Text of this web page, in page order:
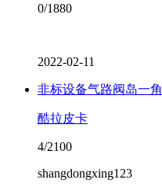
0/1880
2022-02-11
非标设备气路阀岛一角
酷拉皮卡
4/2100
shangdongxing123